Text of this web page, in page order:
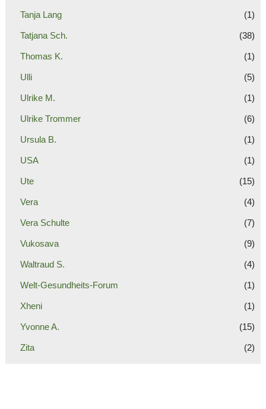
Tanja Lang (1)
Tatjana Sch. (38)
Thomas K. (1)
Ulli (5)
Ulrike M. (1)
Ulrike Trommer (6)
Ursula B. (1)
USA (1)
Ute (15)
Vera (4)
Vera Schulte (7)
Vukosava (9)
Waltraud S. (4)
Welt-Gesundheits-Forum (1)
Xheni (1)
Yvonne A. (15)
Zita (2)